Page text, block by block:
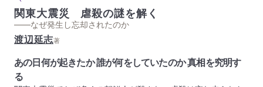
関東大震災 虐殺の謎を解く
——なぜ発生し忘却されたのか
渡辺延志著
あの日何が起きたか 誰が何をしていたのか 真相を究明す
る